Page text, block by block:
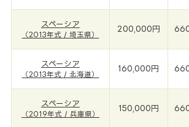
スペーシア
（2013年式 / 埼玉県）
200,000円
スペーシア
（2013年式 / 北海道）
160,000円
スペーシア
（2019年式 / 兵庫県）
150,000円